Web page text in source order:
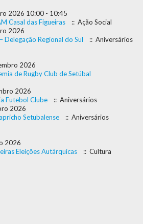
2026 10:00 - 10:45
Casal das Figueiras
:: Ação Social
2026
Delegação Regional do Sul
:: Aniversários
2026
de Rugby Club de Setúbal
2026
Futebol Clube
:: Aniversários
2026
Setubalense
:: Aniversários
2026
Eleições Autárquicas
:: Cultura